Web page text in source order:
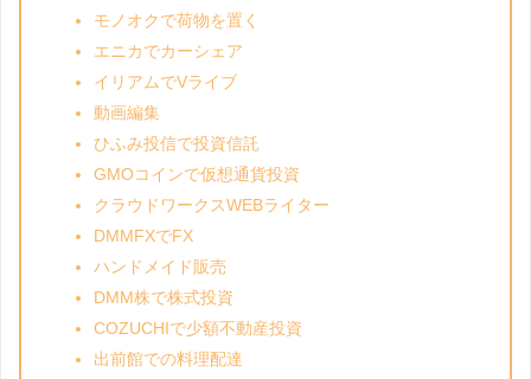
モノオクで荷物を置く
エニカでカーシェア
イリアムでVライブ
動画編集
ひふみ投信で投資信託
GMOコインで仮想通貨投資
クラウドワークスWEBライター
DMMFXでFX
ハンドメイド販売
DMM株で株式投資
COZUCHIで少額不動産投資
出前館での料理配達